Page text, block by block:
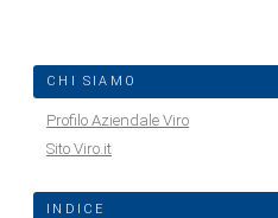
CHI SIAMO
Profilo Aziendale Viro
Sito Viro.it
INDICE